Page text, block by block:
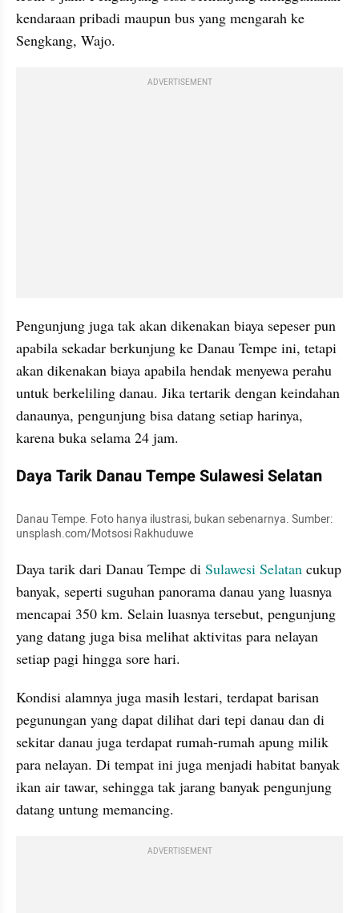
kendaraan pribadi maupun bus yang mengarah ke
Sengkang, Wajo.
ADVERTISEMENT
Pengunjung juga tak akan dikenakan biaya sepeser pun
apabila sekadar berkunjung ke Danau Tempe ini, tetapi
akan dikenakan biaya apabila hendak menyewa perahu
untuk berkeliling danau. Jika tertarik dengan keindahan
danaunya, pengunjung bisa datang setiap harinya,
karena buka selama 24 jam.
Daya Tarik Danau Tempe Sulawesi Selatan
Danau Tempe. Foto hanya ilustrasi, bukan sebenarnya. Sumber:
unsplash.com/Motsosi Rakhuduwe
Daya tarik dari Danau Tempe di Sulawesi Selatan cukup
banyak, seperti suguhan panorama danau yang luasnya
mencapai 350 km. Selain luasnya tersebut, pengunjung
yang datang juga bisa melihat aktivitas para nelayan
setiap pagi hingga sore hari.
Kondisi alamnya juga masih lestari, terdapat barisan
pegunungan yang dapat dilihat dari tepi danau dan di
sekitar danau juga terdapat rumah-rumah apung milik
para nelayan. Di tempat ini juga menjadi habitat banyak
ikan air tawar, sehingga tak jarang banyak pengunjung
datang untung memancing.
ADVERTISEMENT